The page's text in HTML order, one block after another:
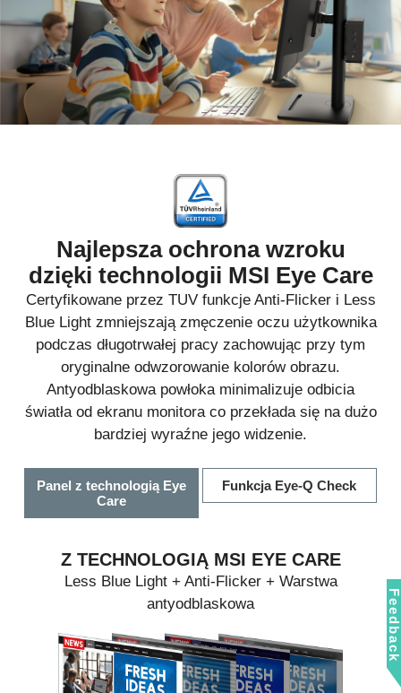
Najlepsza ochrona wzroku
dzięki technologii MSI Eye Care
Certyfikowane przez TUV funkcje Anti-Flicker i Less
Blue Light zmniejszają zmęczenie oczu użytkownika
podczas długotrwałej pracy zachowując przy tym
oryginalne odwzorowanie kolorów obrazu.
Antyodblaskowa powłoka minimalizuje odbicia
światła od ekranu monitora co przekłada się na dużo
bardziej wyraźne jego widzenie.
Panel z technologią Eye
Care
Funkcja Eye-Q Check
Z TECHNOLOGIĄ MSI EYE CARE
Less Blue Light + Anti-Flicker + Warstwa
antyodblaskowa
Feedback